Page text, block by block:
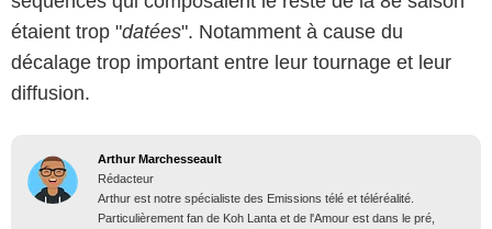
étaient trop "datées". Notamment à cause du
décalage trop important entre leur tournage et leur
diffusion.
Arthur Marchesseault
Rédacteur
Arthur est notre spécialiste des Emissions télé et téléréalité.
Particulièrement fan de Koh Lanta et de l'Amour est dans le pré,